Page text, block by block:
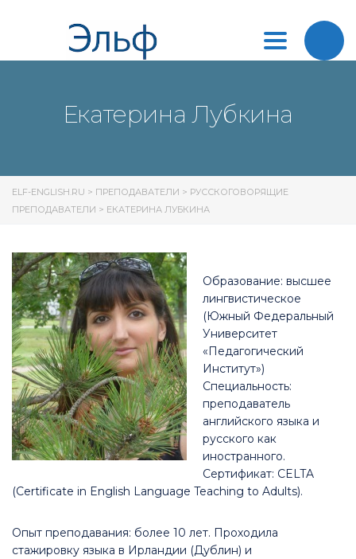
Toggle
Екатерина Лубкина
ELF-ENGLISH.RU > ПРЕПОДАВАТЕЛИ > РУССКОГОВОРЯЩИЕ
ПРЕПОДАВАТЕЛИ > ЕКАТЕРИНА ЛУБКИНА
Образование: высшее
лингвистическое
(Южный Федеральный
Университет
«Педагогический
Институт»)
Специальность:
преподаватель
английского языка и
русского как
иностранного.
Сертификат: CELTA
(Certificate in English Language Teaching to Adults).
Опыт преподавания: более 10 лет. Проходила
стажировку языка в Ирландии (Дублин) и